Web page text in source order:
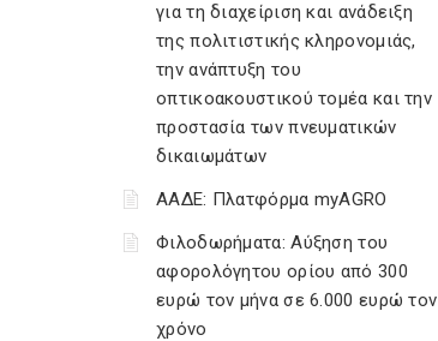
για τη διαχείριση και ανάδειξη
της πολιτιστικής κληρονομιάς,
την ανάπτυξη του
οπτικοακουστικού τομέα και την
προστασία των πνευματικών
δικαιωμάτων
ΑΑΔΕ: Πλατφόρμα myAGRO
Φιλοδωρήματα: Αύξηση του
αφορολόγητου ορίου από 300
ευρώ τον μήνα σε 6.000 ευρώ τον
χρόνο